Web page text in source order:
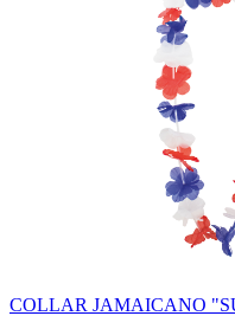
COLLAR JAMAICANO